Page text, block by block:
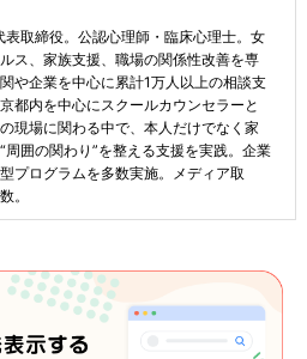
表取締役。公認心理師・臨床心理士。女
ス、家族支援、職場の関係性改善を専
や企業を中心に累計1万人以上の相談支
都内を中心にスクールカウンセラーと
現場に関わる中で、本人だけでなく家
周囲の関わり”を整える支援を実践。企業
プログラムを多数実施。メディア取
。